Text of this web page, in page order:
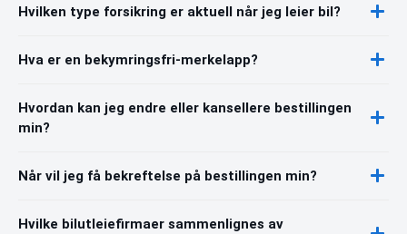
Hvilken type forsikring er aktuell når jeg leier bil?
Hva er en bekymringsfri-merkelapp?
Hvordan kan jeg endre eller kansellere bestillingen
min?
Når vil jeg få bekreftelse på bestillingen min?
Hvilke bilutleiefirmaer sammenlignes av